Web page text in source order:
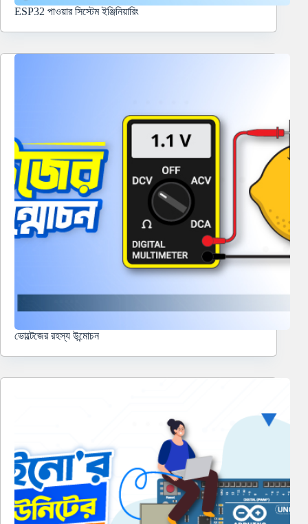
ESP32 পাওয়ার সিস্টেম ইঞ্জিনিয়ারিং
ভোল্টেজের রহস্য উন্মোচন